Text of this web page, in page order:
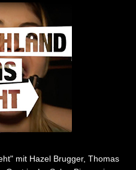
mit Hazel Brugger, Thomas